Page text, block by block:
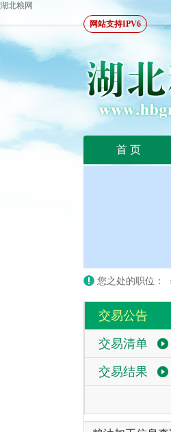
湖北粮网
网站支持IPV6
首 页
您之处的职位：
交易公告
交易清单
交易结果